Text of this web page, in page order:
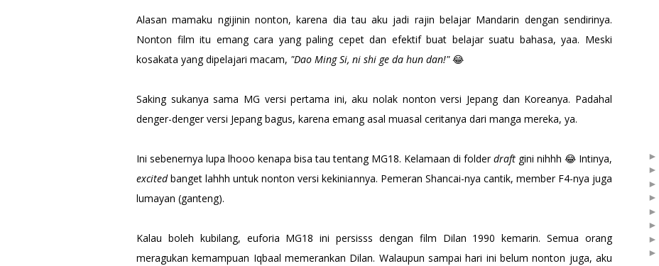
Alasan mamaku ngijinin nonton, karena dia tau aku jadi rajin belajar Mandarin dengan sendirinya.
Nonton film itu emang cara yang paling cepet dan efektif buat belajar suatu bahasa, yaa. Meski
kosakata yang dipelajari macam, "Dao Ming Si, ni shi ge da hun dan!"😂
Saking sukanya sama MG versi pertama ini, aku nolak nonton versi Jepang dan Koreanya. Padahal
denger-denger versi Jepang bagus, karena emang asal muasal ceritanya dari manga mereka, ya.
Ini sebenernya lupa lhooo kenapa bisa tau tentang MG18. Kelamaan di folderdraft gini nihhh 😂 Intinya,
excitedbanget lahhh untuk nonton versi kekiniannya. Pemeran Shancai-nya cantik, member F4-nya juga
lumayan (ganteng).
Kalau boleh kubilang, euforia MG18 ini persisss dengan film Dilan 1990 kemarin. Semua orang
meragukan kemampuan Iqbaal memerankan Dilan. Walaupun sampai hari ini belum nonton juga, aku
►
►
►
►
►
►
►
►